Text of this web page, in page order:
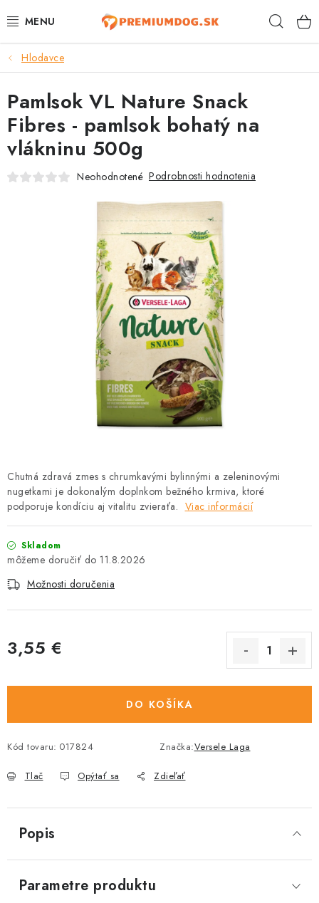
na
TOP 100 PRODUKTOV
NOVINKY
AKCIE
ÚTULKY
HOSPODÁRSKE ZVIERATÁ
DEZINFEKČNÉ PROSTRIEDKY
VONKAJŠIE VTÁCTVO
GELOREN KĽBOVÁ VÝŽIVA
CHOVATEĽSKÉ POTREBY
Kontakty Predajňa
Hlodavce
Chutná zdravá zmes s chrumkavými bylinnými a zeleninovými
nugetkami je dokonalým doplnkom bežného krmiva, ktoré
podporuje kondíciu aj vitalitu zvieraťa. Viac informácií
Skladom
11.8.2026
Možnosti doručenia
3,55 €
DO KOŠÍKA
Kód tovaru: 017824 Značka:Versele Laga
Tlač Opýtať sa Zdieľať
Pamlsok VL Nature Snack
Fibres - pamlsok bohatý na
vlákninu 500g
Neohodnotené Podrobnosti hodnotenia
Popis
Parametre produktu